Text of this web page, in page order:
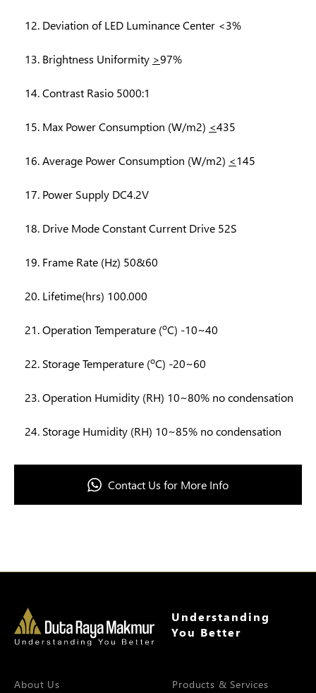
Deviation of LED Luminance Center <3%
Brightness Uniformity >97%
Contrast Rasio 5000:1
Max Power Consumption (W/m2) <435
Average Power Consumption (W/m2) <145
Power Supply DC4.2V
Drive Mode Constant Current Drive 52S
Frame Rate (Hz) 50&60
Lifetime(hrs) 100.000
Operation Temperature (oC) -10~40
Storage Temperature (oC) -20~60
Operation Humidity (RH) 10~80% no condensation
Storage Humidity (RH) 10~85% no condensation
Contact Us for More Info
Understanding
You Better
About Us Products & Services